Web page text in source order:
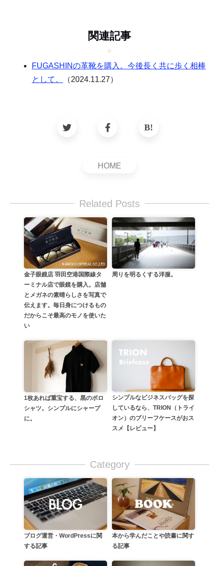
関連記事
FUGASHINの革靴を購入。今後長く共に歩く相棒
として。
（2024.11.27）
HOME
Related Posts
金子眼鏡店 羽田空港国際線タ
ーミナル店で眼鏡を購入。店舗
とメガネの素晴らしさを写真で
伝えます。毎日身につけるもの
だからこそ最高のモノを使いた
い
周りを明るくする洋服。
1枚あれば重宝する、黒のポロ
シャツ。シンプルにシャープ
に。
シンプルなビジネスバッグを探
しているなら、TRION（トライ
オン）のブリーフケースがおス
スメ【レビュー】
Category
ブログ運営・WordPressに関
する記事
本から学んだことや読書に関す
る記事